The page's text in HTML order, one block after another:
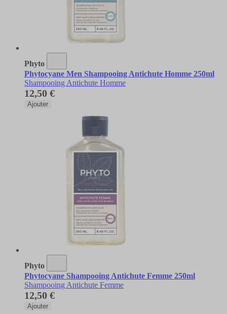
Phyto
Phytocyane Men Shampooing Antichute Homme 250ml
Shampooing Antichute Homme
12,50 €
Ajouter
Phyto
Phytocyane Shampooing Antichute Femme 250ml
Shampooing Antichute Femme
12,50 €
Ajouter